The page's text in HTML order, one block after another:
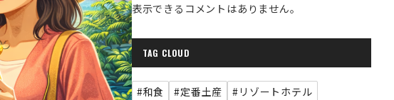
表示できるコメントはありません。
TAG CLOUD
#和食 #定番土産
#リゾートホテル